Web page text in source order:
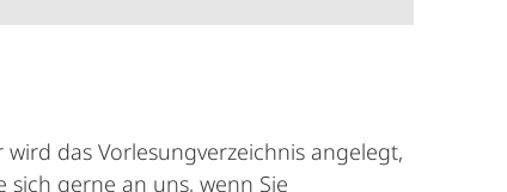
das Vorlesungverzeichnis angelegt,
gerne an uns, wenn Sie